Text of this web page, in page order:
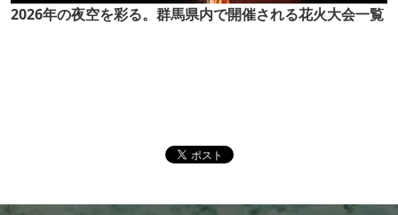
2026年の夜空を彩る。群馬県内で開催される花火大会一覧